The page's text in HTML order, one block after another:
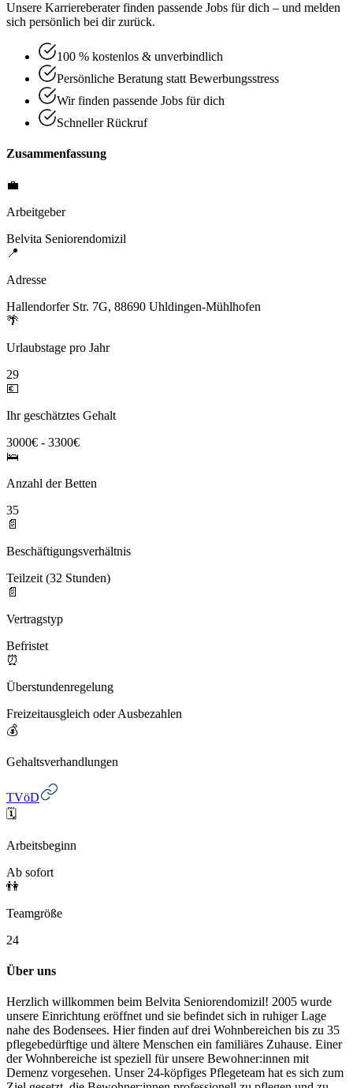
Unsere Karriereberater finden passende Jobs für dich – und melden
sich persönlich bei dir zurück.
100 % kostenlos & unverbindlich
Persönliche Beratung statt Bewerbungsstress
Wir finden passende Jobs für dich
Schneller Rückruf
Zusammenfassung
💼
Arbeitgeber
Belvita Seniorendomizil
📍
Adresse
Hallendorfer Str. 7G, 88690 Uhldingen-Mühlhofen
🌴
Urlaubstage pro Jahr
29
💶
Ihr geschätztes Gehalt
3000€ - 3300€
🛌
Anzahl der Betten
35
📄
Beschäftigungsverhältnis
Teilzeit (32 Stunden)
📄
Vertragstyp
Befristet
⏰
Überstundenregelung
Freizeitausgleich oder Ausbezahlen
💰
Gehaltsverhandlungen
TVöD
🗓️
Arbeitsbeginn
Ab sofort
👫
Teamgröße
24
Über uns
Herzlich willkommen beim Belvita Seniorendomizil! 2005 wurde
unsere Einrichtung eröffnet und sie befindet sich in ruhiger Lage
nahe des Bodensees. Hier finden auf drei Wohnbereichen bis zu 35
pflegebedürftige und ältere Menschen ein familiäres Zuhause. Einer
der Wohnbereiche ist speziell für unsere Bewohner:innen mit
Demenz vorgesehen. Unser 24-köpfiges Pflegeteam hat es sich zum